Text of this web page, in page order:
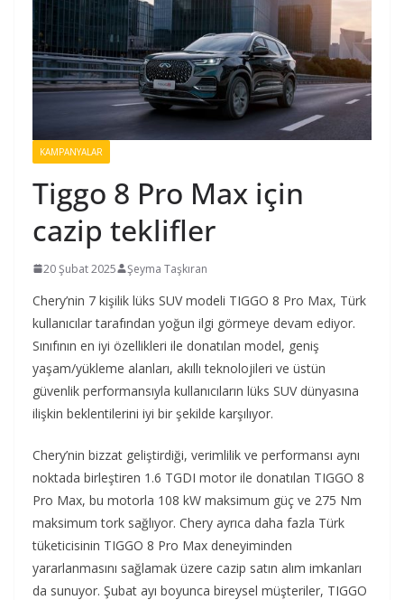
KAMPANYALAR
Tiggo 8 Pro Max için
cazip teklifler
20 Şubat 2025 Şeyma Taşkıran
Chery’nin 7 kişilik lüks SUV modeli TIGGO 8 Pro Max, Türk
kullanıcılar tarafından yoğun ilgi görmeye devam ediyor.
Sınıfının en iyi özellikleri ile donatılan model, geniş
yaşam/yükleme alanları, akıllı teknolojileri ve üstün
güvenlik performansıyla kullanıcıların lüks SUV dünyasına
ilişkin beklentilerini iyi bir şekilde karşılıyor.
Chery’nin bizzat geliştirdiği, verimlilik ve performansı aynı
noktada birleştiren 1.6 TGDI motor ile donatılan TIGGO 8
Pro Max, bu motorla 108 kW maksimum güç ve 275 Nm
maksimum tork sağlıyor. Chery ayrıca daha fazla Türk
tüketicisinin TIGGO 8 Pro Max deneyiminden
yararlanmasını sağlamak üzere cazip satın alım imkanları
da sunuyor. Şubat ayı boyunca bireysel müşteriler, TIGGO